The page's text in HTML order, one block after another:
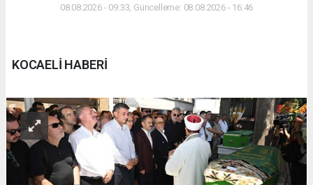
08.08.2026 - 09:33, Güncelleme: 08.08.2026 - 16:46
KOCAELİ HABERİ